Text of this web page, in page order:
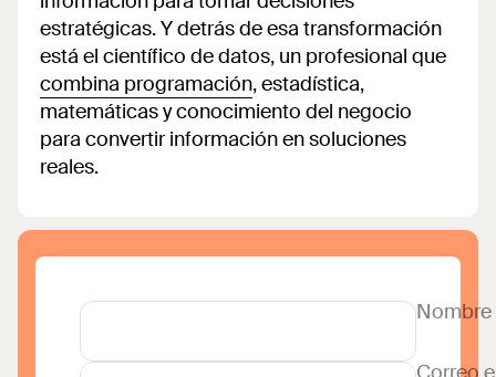
estratégicas. Y detrás de esa transformación
está el científico de datos, un profesional que
combina programación, estadística,
matemáticas y conocimiento del negocio
para convertir información en soluciones
reales.